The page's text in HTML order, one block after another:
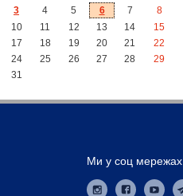
3
4 5 6 7 8
10
11 12 13 14 15
17
18 19 20 21 22
24
25 26 27 28 29
31
Ми у соц мережах